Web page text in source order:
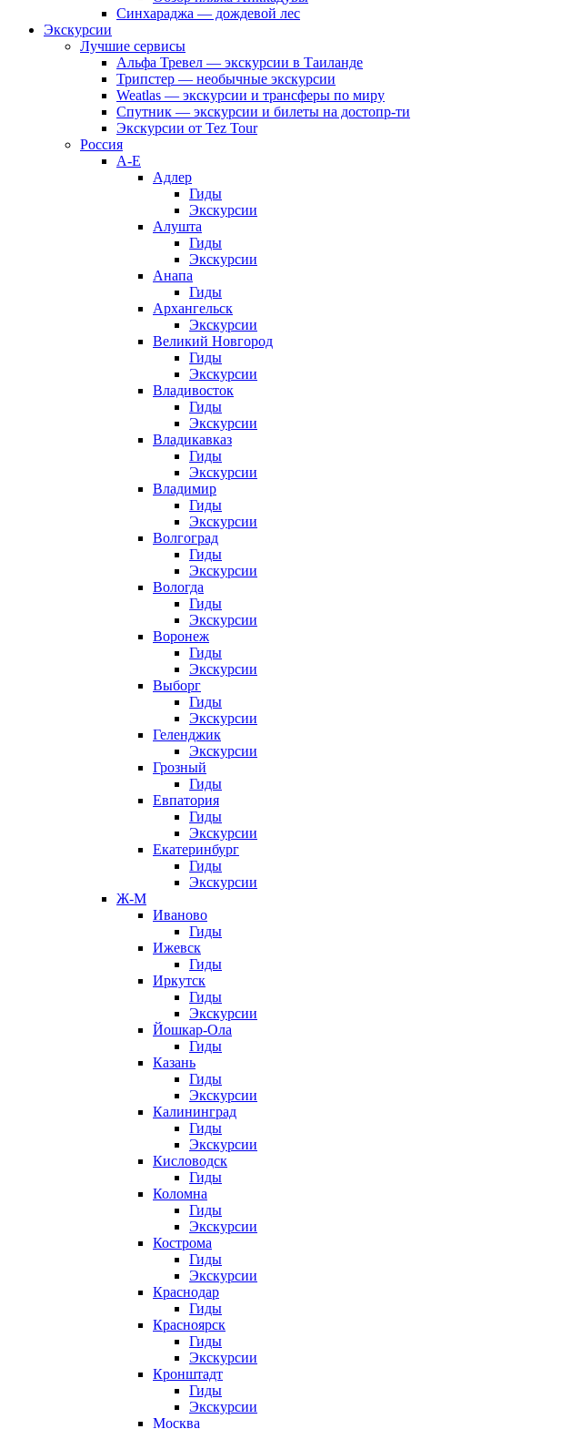
Синхараджа — дождевой лес
Экскурсии
Лучшие сервисы
Альфа Тревел — экскурсии в Таиланде
Трипстер — необычные экскурсии
Weatlas — экскурсии и трансферы по миру
Спутник — экскурсии и билеты на достопр-ти
Экскурсии от Tez Tour
Россия
А-Е
Адлер
Гиды
Экскурсии
Алушта
Гиды
Экскурсии
Анапа
Гиды
Архангельск
Экскурсии
Великий Новгород
Гиды
Экскурсии
Владивосток
Гиды
Экскурсии
Владикавказ
Гиды
Экскурсии
Владимир
Гиды
Экскурсии
Волгоград
Гиды
Экскурсии
Вологда
Гиды
Экскурсии
Воронеж
Гиды
Экскурсии
Выборг
Гиды
Экскурсии
Геленджик
Экскурсии
Грозный
Гиды
Евпатория
Гиды
Экскурсии
Екатеринбург
Гиды
Экскурсии
Ж-М
Иваново
Гиды
Ижевск
Гиды
Иркутск
Гиды
Экскурсии
Йошкар-Ола
Гиды
Казань
Гиды
Экскурсии
Калининград
Гиды
Экскурсии
Кисловодск
Гиды
Коломна
Гиды
Экскурсии
Кострома
Гиды
Экскурсии
Краснодар
Гиды
Красноярск
Гиды
Экскурсии
Кронштадт
Гиды
Экскурсии
Москва